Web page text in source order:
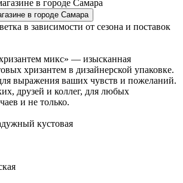
в зависимости от сезона и поставок
микс» — изысканная
хризантем в дизайнерской упаковке.
выражения ваших чувств и пожеланий.
друзей и коллег, для любых
и не только.
кустовая